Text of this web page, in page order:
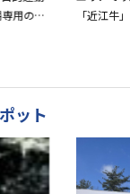
用のす
「近江牛
ット